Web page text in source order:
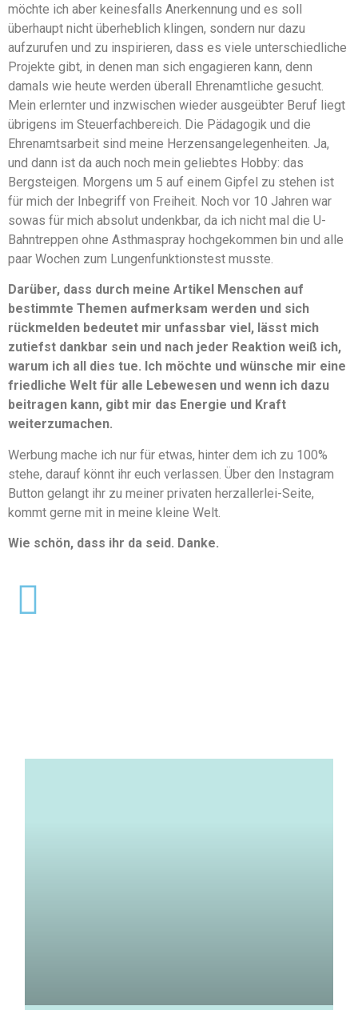
möchte ich aber keinesfalls Anerkennung und es soll
überhaupt nicht überheblich klingen, sondern nur dazu
aufzurufen und zu inspirieren, dass es viele unterschiedliche
Projekte gibt, in denen man sich engagieren kann, denn
damals wie heute werden überall Ehrenamtliche gesucht.
Mein erlernter und inzwischen wieder ausgeübter Beruf liegt
übrigens im Steuerfachbereich. Die Pädagogik und die
Ehrenamtsarbeit sind meine Herzensangelegenheiten. Ja,
und dann ist da auch noch mein geliebtes Hobby: das
Bergsteigen. Morgens um 5 auf einem Gipfel zu stehen ist
für mich der Inbegriff von Freiheit. Noch vor 10 Jahren war
sowas für mich absolut undenkbar, da ich nicht mal die U-
Bahntreppen ohne Asthmaspray hochgekommen bin und alle
paar Wochen zum Lungenfunktionstest musste.
Darüber, dass durch meine Artikel Menschen auf
bestimmte Themen aufmerksam werden und sich
rückmelden bedeutet mir unfassbar viel, lässt mich
zutiefst dankbar sein und nach jeder Reaktion weiß ich,
warum ich all dies tue. Ich möchte und wünsche mir eine
friedliche Welt für alle Lebewesen und wenn ich dazu
beitragen kann, gibt mir das Energie und Kraft
weiterzumachen.
Werbung mache ich nur für etwas, hinter dem ich zu 100%
stehe, darauf könnt ihr euch verlassen. Über den Instagram
Button gelangt ihr zu meiner privaten herzallerlei-Seite,
kommt gerne mit in meine kleine Welt.
Wie schön, dass ihr da seid. Danke.